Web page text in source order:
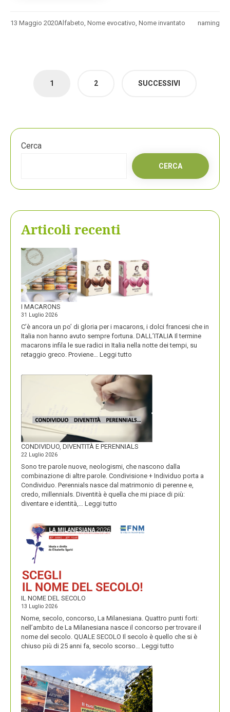
13 Maggio 2020 naming
Alfabeto, Nome evocativo, Nome invantato
Paginazione
1 2 SUCCESSIVI
Cerca
CERCA
Articoli recenti
I MACARONS
31 Luglio 2026
C’è ancora un po’ di gloria per i macarons, i dolci francesi che in
Italia non hanno avuto sempre fortuna. DALL’ITALIA Il termine
macarons infila le sue radici in Italia nella notte dei tempi, su
retaggio greco. Proviene… Leggi tutto
CONDIVIDUO, DIVENTITÀ E PERENNIALS
22 Luglio 2026
Sono tre parole nuove, neologismi, che nascono dalla
combinazione di altre parole. Condivisione + Individuo porta a
Condividuo. Perennials nasce dal matrimonio di perenne e,
credo, millennials. Diventità è quella che mi piace di più:
diventare e identità,… Leggi tutto
E
IL NOME DEL SECOLO
13 Luglio 2026
Nome, secolo, concorso, La Milanesiana. Quattro punti forti:
nell’ambito de La Milanesiana nasce il concorso per trovare il
nome del secolo. QUALE SECOLO Il secolo è quello che si è
chiuso più di 25 anni fa, secolo scorso… Leggi tutto